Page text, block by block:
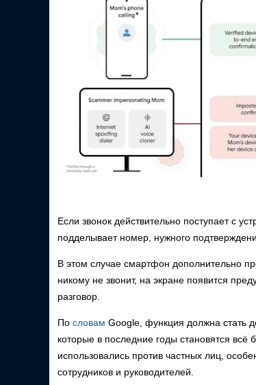
Если звонок действительно поступает с
подделывает номер, нужного
В этом случае смартфон дополнительно
никому не звонит, на экране появится
разговор.
По словам Google, функция должна стать
которые в последние годы становятся
использовались против частных лиц,
сотрудников и руководителей.